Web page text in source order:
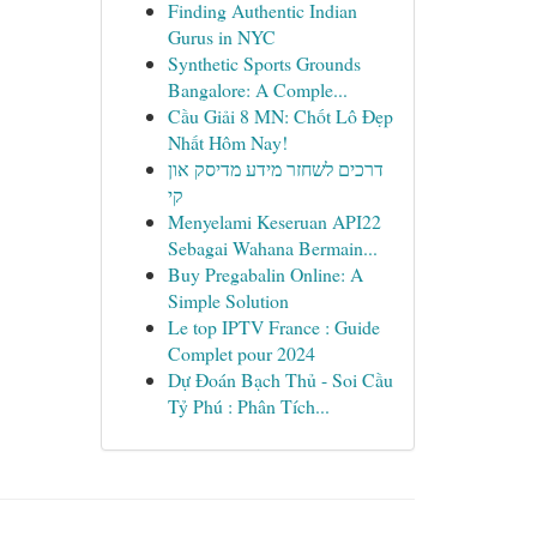
Finding Authentic Indian
Gurus in NYC
Synthetic Sports Grounds
Bangalore: A Comple...
Cầu Giải 8 MN: Chốt Lô Đẹp
Nhất Hôm Nay!
דרכים לשחזר מידע מדיסק און
קי
Menyelami Keseruan API22
Sebagai Wahana Bermain...
Buy Pregabalin Online: A
Simple Solution
Le top IPTV France : Guide
Complet pour 2024
Dự Đoán Bạch Thủ - Soi Cầu
Tỷ Phú : Phân Tích...